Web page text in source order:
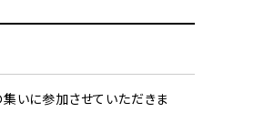
いに参加させていただきま